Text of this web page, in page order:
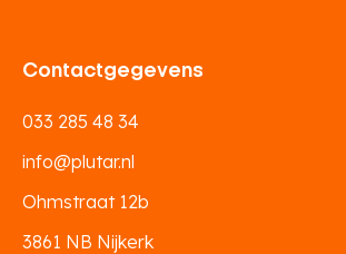
Contactgegevens
033 285 48 34
info@plutar.nl
Ohmstraat 12b
3861 NB Nijkerk